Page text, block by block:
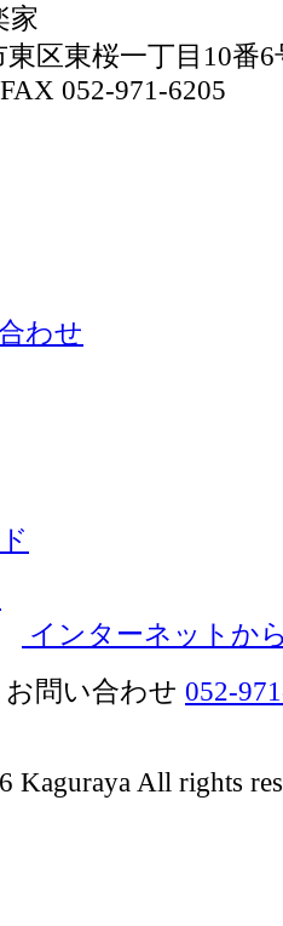
家
東区東桜一丁目10番6
052-971-6205
わせ
インターネットか
問い合わせ 052-
Kaguraya All rights